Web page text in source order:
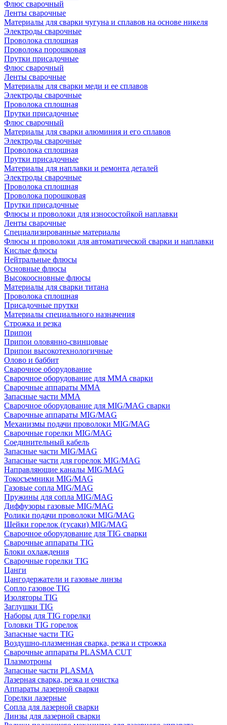
Флюс сварочный
Ленты сварочные
Материалы для сварки чугуна и сплавов на основе никеля
Электроды сварочные
Проволока сплошная
Проволока порошковая
Прутки присадочные
Флюс сварочный
Ленты сварочные
Материалы для сварки меди и ее сплавов
Электроды сварочные
Проволока сплошная
Прутки присадочные
Флюс сварочный
Материалы для сварки алюминия и его сплавов
Электроды сварочные
Проволока сплошная
Прутки присадочные
Материалы для наплавки и ремонта деталей
Электроды сварочные
Проволока сплошная
Проволока порошковая
Прутки присадочные
Флюсы и проволоки для износостойкой наплавки
Ленты сварочные
Специализированные материалы
Флюсы и проволоки для автоматической сварки и наплавки
Кислые флюсы
Нейтральные флюсы
Основные флюсы
Высокоосновные флюсы
Материалы для сварки титана
Проволока сплошная
Присадочные прутки
Материалы специального назначения
Строжка и резка
Припои
Припои оловянно-свинцовые
Припои высокотехнологичные
Олово и баббит
Сварочное оборудование
Сварочное оборудование для MMA сварки
Сварочные аппараты MMA
Запасные части MMA
Сварочное оборудование для MIG/MAG сварки
Сварочные аппараты MIG/MAG
Механизмы подачи проволоки MIG/MAG
Сварочные горелки MIG/MAG
Соединительный кабель
Запасные части MIG/MAG
Запасные части для горелок MIG/MAG
Направляющие каналы MIG/MAG
Токосъемники MIG/MAG
Газовые сопла MIG/MAG
Пружины для сопла MIG/MAG
Диффузоры газовые MIG/MAG
Ролики подачи проволоки MIG/MAG
Шейки горелок (гусаки) MIG/MAG
Сварочное оборудование для TIG сварки
Сварочные аппараты TIG
Блоки охлаждения
Сварочные горелки TIG
Цанги
Цангодержатели и газовые линзы
Сопло газовое TIG
Изоляторы TIG
Заглушки TIG
Наборы для TIG горелки
Головки TIG горелок
Запасные части TIG
Воздушно-плазменная сварка, резка и строжка
Сварочные аппараты PLASMA CUT
Плазмотроны
Запасные части PLASMA
Лазерная сварка, резка и очистка
Аппараты лазерной сварки
Горелки лазерные
Сопла для лазерной сварки
Линзы для лазерной сварки